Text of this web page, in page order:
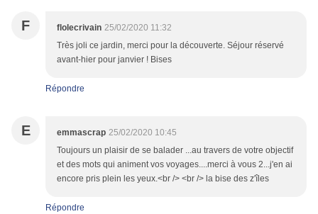
F flolecrivain 25/02/2020 11:32
Très joli ce jardin, merci pour la découverte. Séjour réservé
avant-hier pour janvier ! Bises
Répondre
E emmascrap 25/02/2020 10:45
Toujours un plaisir de se balader ...au travers de votre objectif
et des mots qui animent vos voyages....merci à vous 2...j'en ai
encore pris plein les yeux.<br /> <br /> la bise des z'îles
Répondre